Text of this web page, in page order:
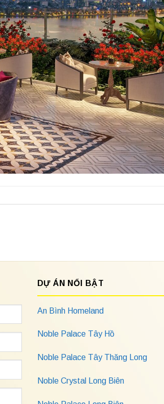
DỰ ÁN NỔI BẬT
An Bình Homeland
Noble Palace Tây Hồ
Noble Palace Tây Thăng Long
Noble Crystal Long Biên